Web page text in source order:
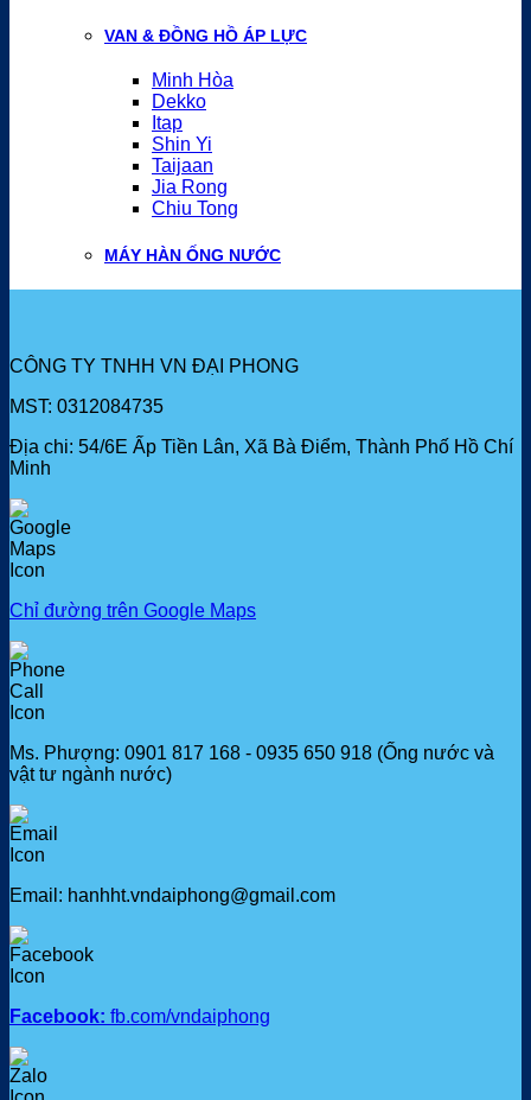
VAN & ĐỒNG HỒ ÁP LỰC
Minh Hòa
Dekko
Itap
Shin Yi
Taijaan
Jia Rong
Chiu Tong
MÁY HÀN ỐNG NƯỚC
CÔNG TY TNHH VN ĐẠI PHONG
MST: 0312084735
Địa chi: 54/6E Ấp Tiền Lân, Xã Bà Điểm, Thành Phố Hồ Chí
Minh
Chỉ đường trên Google Maps
Ms. Phượng: 0901 817 168 - 0935 650 918 (Ống nước và
vật tư ngành nước)
Email: hanhht.vndaiphong@gmail.com
Facebook: fb.com/vndaiphong